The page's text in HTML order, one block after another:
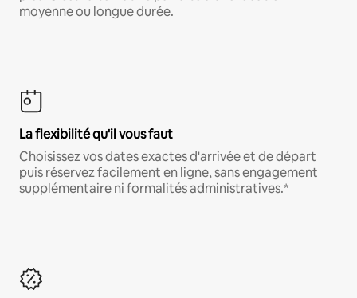
moyenne ou longue durée.
La flexibilité qu'il vous faut
Choisissez vos dates exactes d'arrivée et de départ
puis réservez facilement en ligne, sans engagement
supplémentaire ni formalités administratives.*